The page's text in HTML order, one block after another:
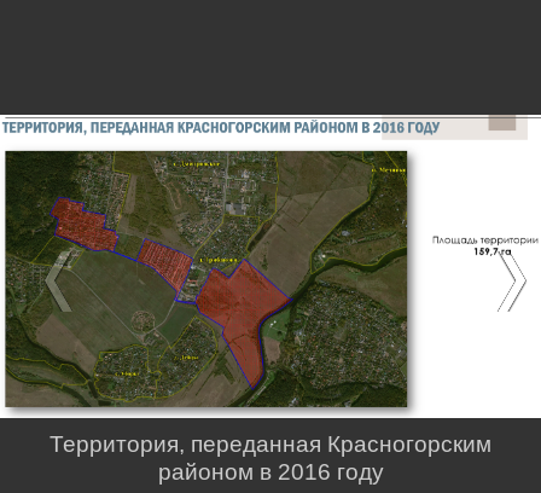
Территория, переданная Красногорским
районом в 2016 году